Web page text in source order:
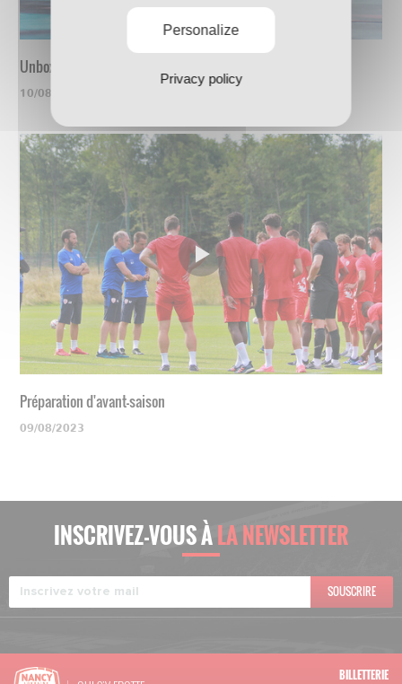
Unboxing du nouveau maillot
10/08/2023
Préparation d'avant-saison
09/08/2023
INSCRIVEZ-VOUS ÀLA NEWSLETTER
SOUSCRIRE
BILLETTERIE
Personalize
Privacy policy